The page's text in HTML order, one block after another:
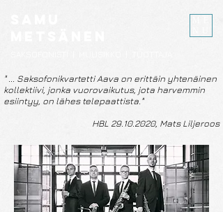
" ... Saksofonikvartetti Aava on erittäin yhtenäinen
kollektiivi, jonka vuorovaikutus, jota harvemmin
esiintyy, on lähes telepaattista."
HBL 29.10.2020, Mats Liljeroos